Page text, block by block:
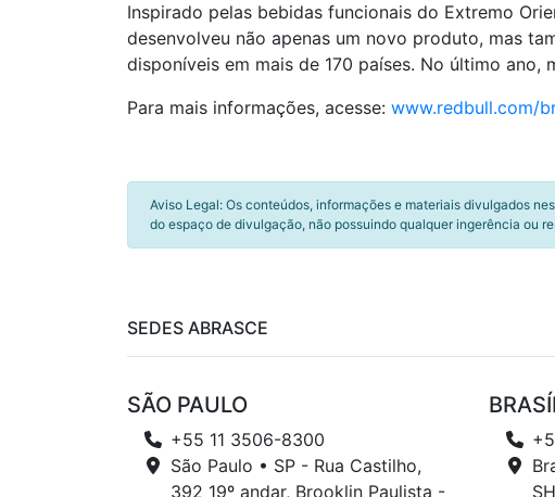
Inspirado pelas bebidas funcionais do Extremo
desenvolveu não apenas um novo produto, mas
disponíveis em mais de 170 países. No último
Para mais informações, acesse: www.redbull.com/
Aviso Legal: Os conteúdos, informações e materiais divulgados
do espaço de divulgação, não possuindo qualquer ingerência ou
SEDES ABRASCE
SÃO PAULO
+55 11 3506-8300
São Paulo • SP - Rua Castilho,
392 19º andar, Brooklin Paulista -